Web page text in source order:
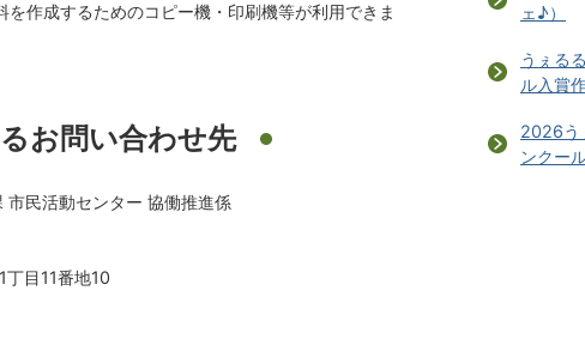
作成するためのコピー機・印刷機等が利用できま
お問い合わせ先
市民活動センター 協働推進係
丁目11番地10
ェ♪）
うぇる
ル入賞
2026う
ンクー